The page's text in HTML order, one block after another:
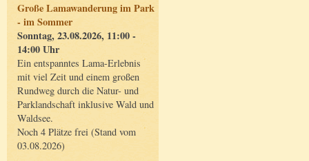
Große Lamawanderung im Park
- im Sommer
Sonntag, 23.08.2026, 11:00 -
14:00 Uhr
Ein entspanntes Lama-Erlebnis
mit viel Zeit und einem großen
Rundweg durch die Natur- und
Parklandschaft inklusive Wald und
Waldsee.
Noch 4 Plätze frei (Stand vom
03.08.2026)